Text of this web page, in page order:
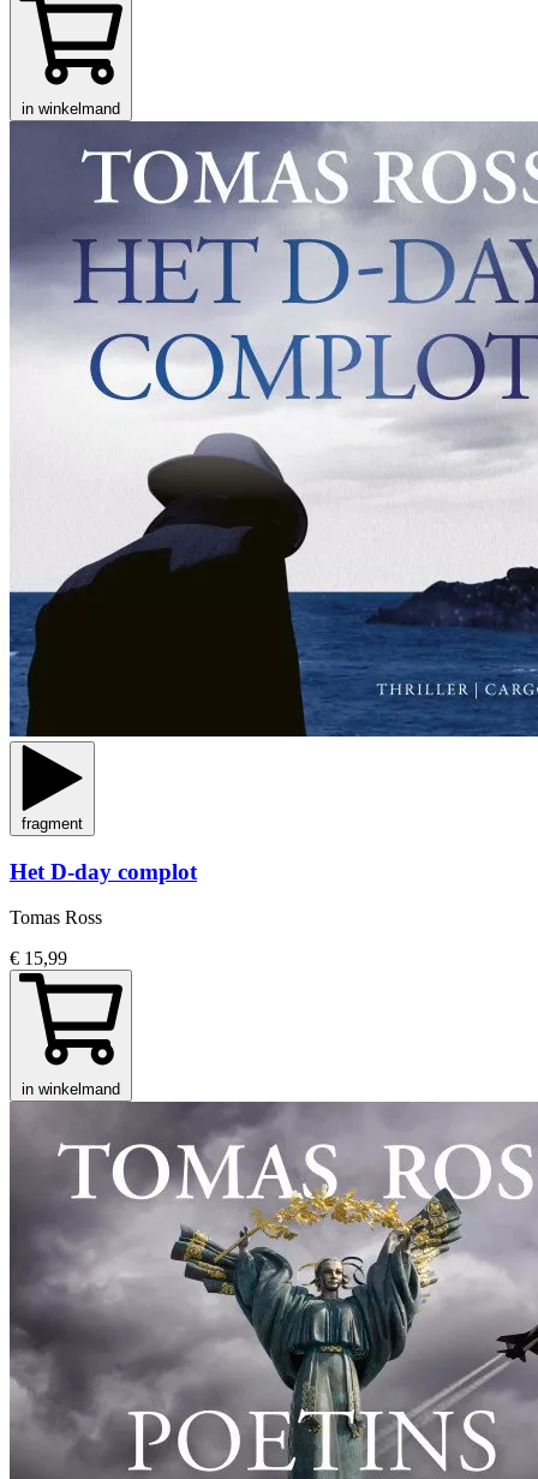
in winkelmand
fragment
Het D-day complot
Tomas Ross
€ 15,99
in winkelmand